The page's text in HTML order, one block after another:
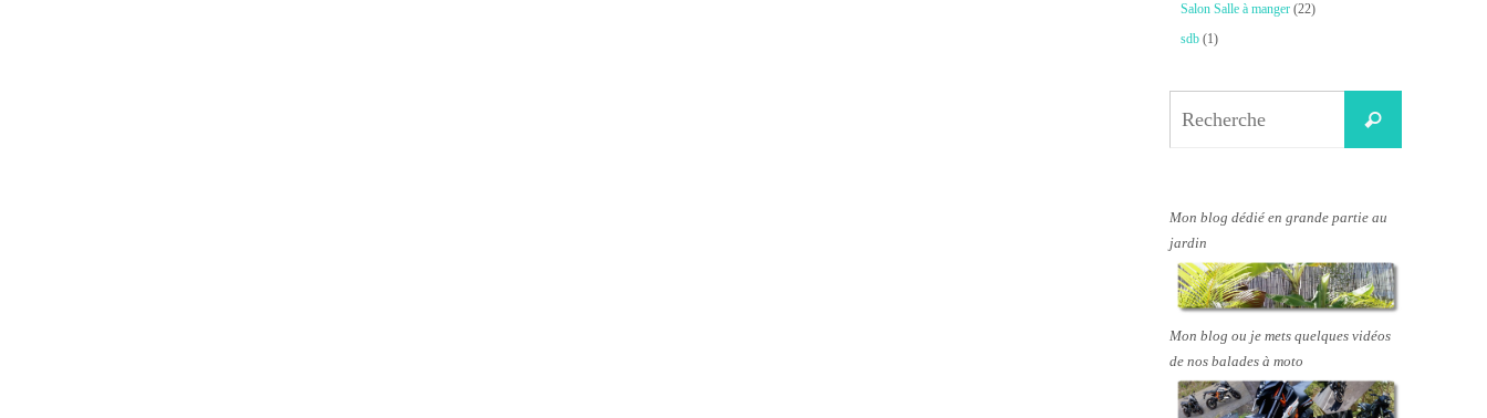
Salon Salle à manger (22)
sdb (1)
Recherche
Mon blog dédié en grande partie au
jardin
Mon blog ou je mets quelques vidéos
de nos balades à moto